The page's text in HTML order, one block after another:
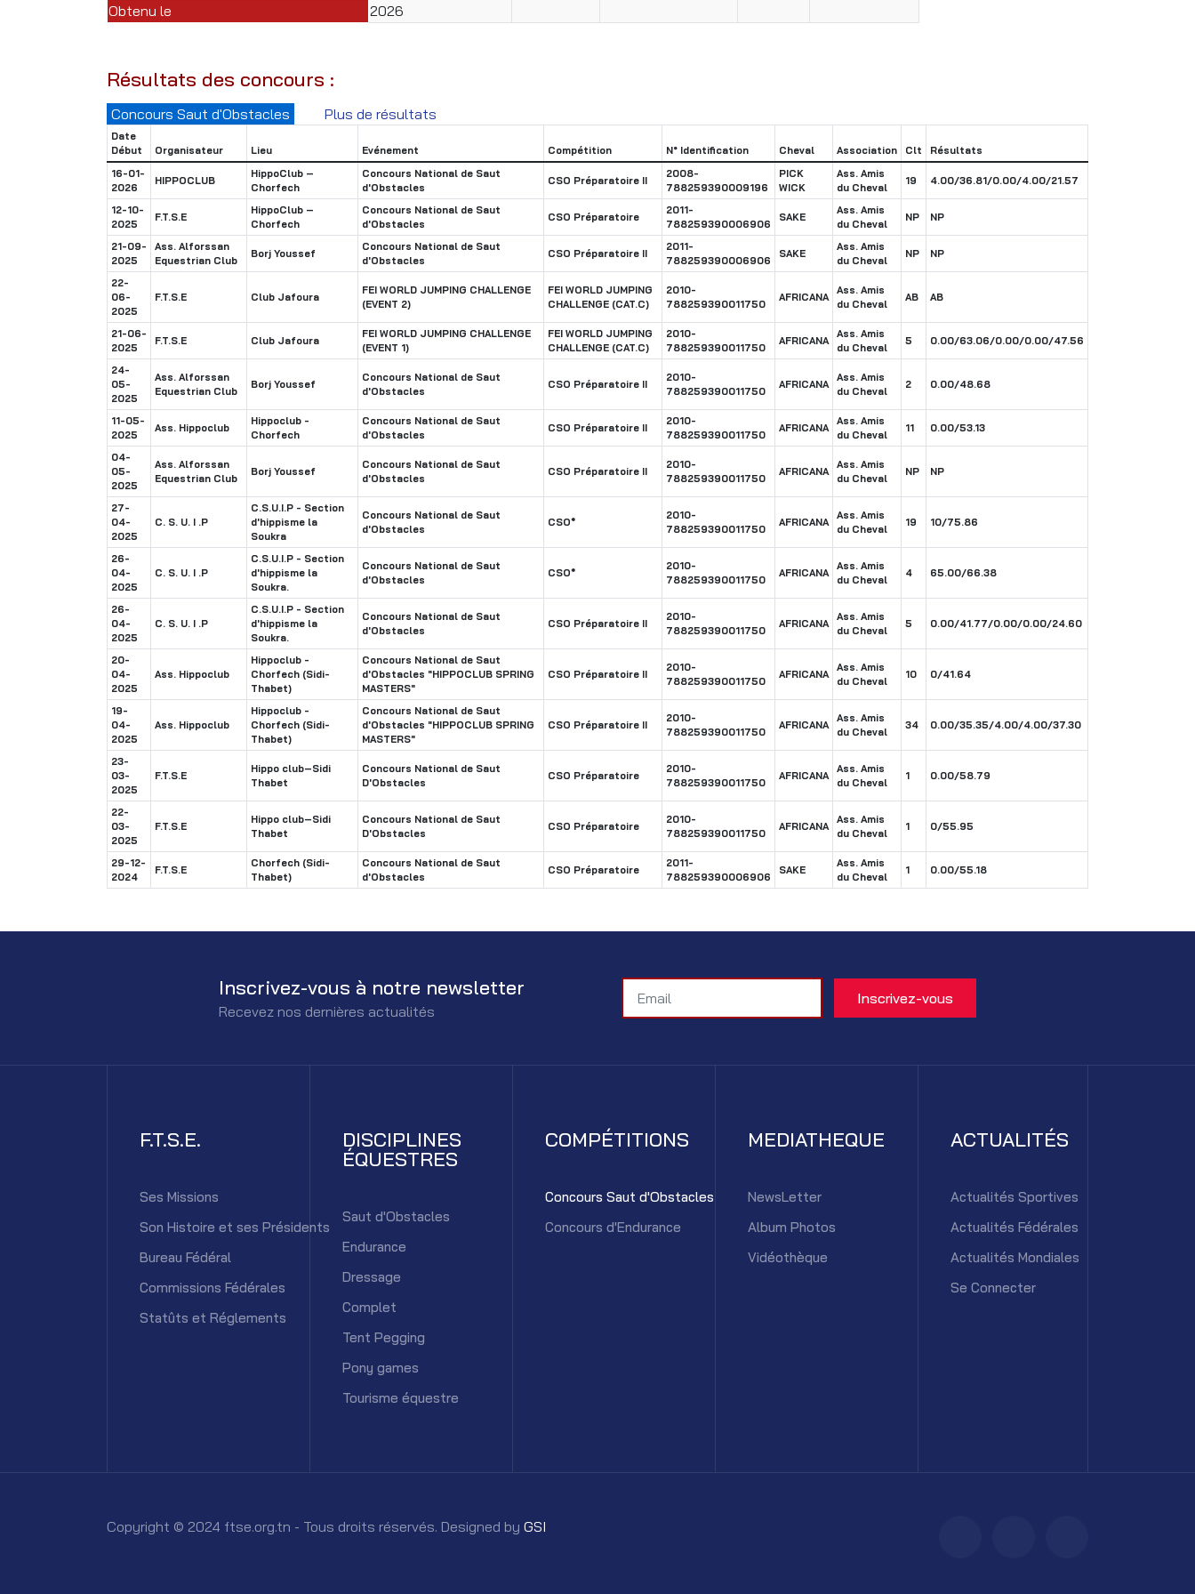
Obtenu le
2026
Résultats des concours :
Concours Saut d'Obstacles Plus de résultats
Date
Début
Organisateur Lieu Evénement Compétition N° Identification Cheval Association Clt
Résultats
16-01-
2026
HIPPOCLUB
HippoClub –
Chorfech
Concours National de Saut
d'Obstacles
CSO Préparatoire II
2008-
788259390009196
PICK
WICK
Ass. Amis
du Cheval
19 4.00/36.81/0.00/4.00/21.57
12-10-
2025
F.T.S.E
HippoClub –
Chorfech
Concours National de Saut
d'Obstacles
CSO Préparatoire
2011-
788259390006906
SAKE
Ass. Amis
du Cheval
NP NP
21-09-
2025
Ass. Alforssan
Equestrian Club
Borj Youssef
Concours National de Saut
d'Obstacles
CSO Préparatoire II
2011-
788259390006906
SAKE
Ass. Amis
du Cheval
NP NP
22-
06-
2025
F.T.S.E Club Jafoura
FEI WORLD JUMPING CHALLENGE
(EVENT 2)
FEI WORLD JUMPING
CHALLENGE (CAT.C)
2010-
788259390011750
AFRICANA
Ass. Amis
du Cheval
AB AB
21-06-
2025
F.T.S.E Club Jafoura
FEI WORLD JUMPING CHALLENGE
(EVENT 1)
FEI WORLD JUMPING
CHALLENGE (CAT.C)
2010-
788259390011750
AFRICANA
Ass. Amis
du Cheval
5 0.00/63.06/0.00/0.00/47.56
24-
05-
2025
Ass. Alforssan
Equestrian Club
Borj Youssef
Concours National de Saut
d'Obstacles
CSO Préparatoire II
2010-
788259390011750
AFRICANA
Ass. Amis
du Cheval
2 0.00/48.68
11-05-
2025
Ass. Hippoclub
Hippoclub -
Chorfech
Concours National de Saut
d'Obstacles
CSO Préparatoire II
2010-
788259390011750
AFRICANA
Ass. Amis
du Cheval
11 0.00/53.13
04-
05-
2025
Ass. Alforssan
Equestrian Club
Borj Youssef
Concours National de Saut
d'Obstacles
CSO Préparatoire II
2010-
788259390011750
AFRICANA
Ass. Amis
du Cheval
NP NP
27-
04-
2025
C. S. U. I .P
C.S.U.I.P - Section
d'hippisme la
Soukra
Concours National de Saut
d'Obstacles
CSO*
2010-
788259390011750
AFRICANA
Ass. Amis
du Cheval
19 10/75.86
26-
04-
2025
C. S. U. I .P
C.S.U.I.P - Section
d'hippisme la
Soukra.
Concours National de Saut
d'Obstacles
CSO*
2010-
788259390011750
AFRICANA
Ass. Amis
du Cheval
4 65.00/66.38
26-
04-
2025
C. S. U. I .P
C.S.U.I.P - Section
d'hippisme la
Soukra.
Concours National de Saut
d'Obstacles
CSO Préparatoire II
2010-
788259390011750
AFRICANA
Ass. Amis
du Cheval
5 0.00/41.77/0.00/0.00/24.60
20-
04-
2025
Ass. Hippoclub
Hippoclub -
Chorfech (Sidi-
Thabet)
Concours National de Saut
d'Obstacles "HIPPOCLUB SPRING
MASTERS"
CSO Préparatoire II
2010-
788259390011750
AFRICANA
Ass. Amis
du Cheval
10 0/41.64
19-
04-
2025
Ass. Hippoclub
Hippoclub -
Chorfech (Sidi-
Thabet)
Concours National de Saut
d'Obstacles "HIPPOCLUB SPRING
MASTERS"
CSO Préparatoire II
2010-
788259390011750
AFRICANA
Ass. Amis
du Cheval
34 0.00/35.35/4.00/4.00/37.30
23-
03-
2025
F.T.S.E
Hippo club–Sidi
Thabet
Concours National de Saut
D'Obstacles
CSO Préparatoire
2010-
788259390011750
AFRICANA
Ass. Amis
du Cheval
1 0.00/58.79
22-
03-
2025
F.T.S.E
Hippo club–Sidi
Thabet
Concours National de Saut
D'Obstacles
CSO Préparatoire
2010-
788259390011750
AFRICANA
Ass. Amis
du Cheval
1 0/55.95
29-12-
2024
F.T.S.E
Chorfech (Sidi-
Thabet)
Concours National de Saut
d'Obstacles
CSO Préparatoire
2011-
788259390006906
SAKE
Ass. Amis
du Cheval
1 0.00/55.18
Inscrivez-vous à notre newsletter
Recevez nos dernières actualités
F.T.S.E.
Ses Missions
Son Histoire et ses Présidents
Bureau Fédéral
Commissions Fédérales
Statûts et Réglements
DISCIPLINES
ÉQUESTRES
Saut d'Obstacles
Endurance
Dressage
Complet
Tent Pegging
Pony games
Tourisme équestre
COMPÉTITIONS
Concours Saut d'Obstacles
Concours d'Endurance
MEDIATHEQUE
NewsLetter
Album Photos
Vidéothèque
ACTUALITÉS
Actualités Sportives
Actualités Fédérales
Actualités Mondiales
Se Connecter
Copyright © 2024 ftse.org.tn - Tous droits réservés. Designed by GSI